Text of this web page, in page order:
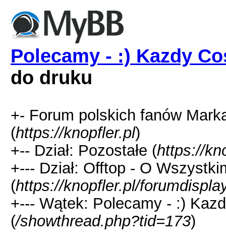
Polecamy - :) Kazdy
do druku
+- Forum polskich fanów
(https://knopfler.pl)
+-- Dział: Pozostałe (https://
+--- Dział: Offtop - O
(https://knopfler.pl/
+--- Wątek: Polecamy - :)
(/showthread.php?tid=173)